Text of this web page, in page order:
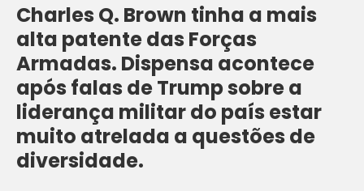
Charles Q. Brown tinha a mais
alta patente das Forças
Armadas. Dispensa acontece
após falas de Trump sobre a
liderança militar do país estar
muito atrelada a questões de
diversidade.